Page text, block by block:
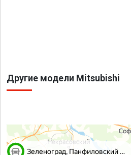
Другие модели Mitsubishi